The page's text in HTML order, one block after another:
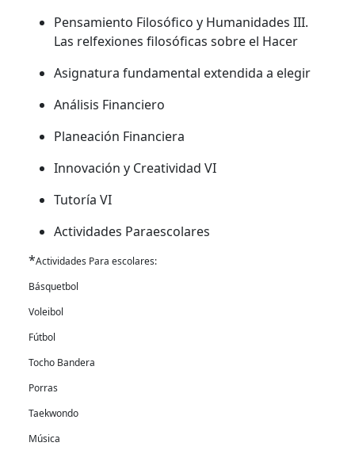
Pensamiento Filosófico y Humanidades III.
Las relfexiones filosóficas sobre el Hacer
Asignatura fundamental extendida a elegir
Análisis Financiero
Planeación Financiera
Innovación y Creatividad VI
Tutoría VI
Actividades Paraescolares
*Actividades Para escolares:
Básquetbol
Voleibol
Fútbol
Tocho Bandera
Porras
Taekwondo
Música